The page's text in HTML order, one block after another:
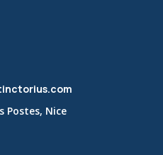
Postes, Nice